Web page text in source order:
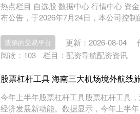
热点栏目 自选股 数据中心 行情中心 资
布公告，于2026年7月24日，本公司控
股票的交易平台 更新：2026-08-04
阅读： 103 栏目： 配资导航配资资讯
股票杠杆工具 海南三大机场境外航线
今年上半年股票杠杆工具股票杠杆工具
经济发展新动能。数据显示，今年上半